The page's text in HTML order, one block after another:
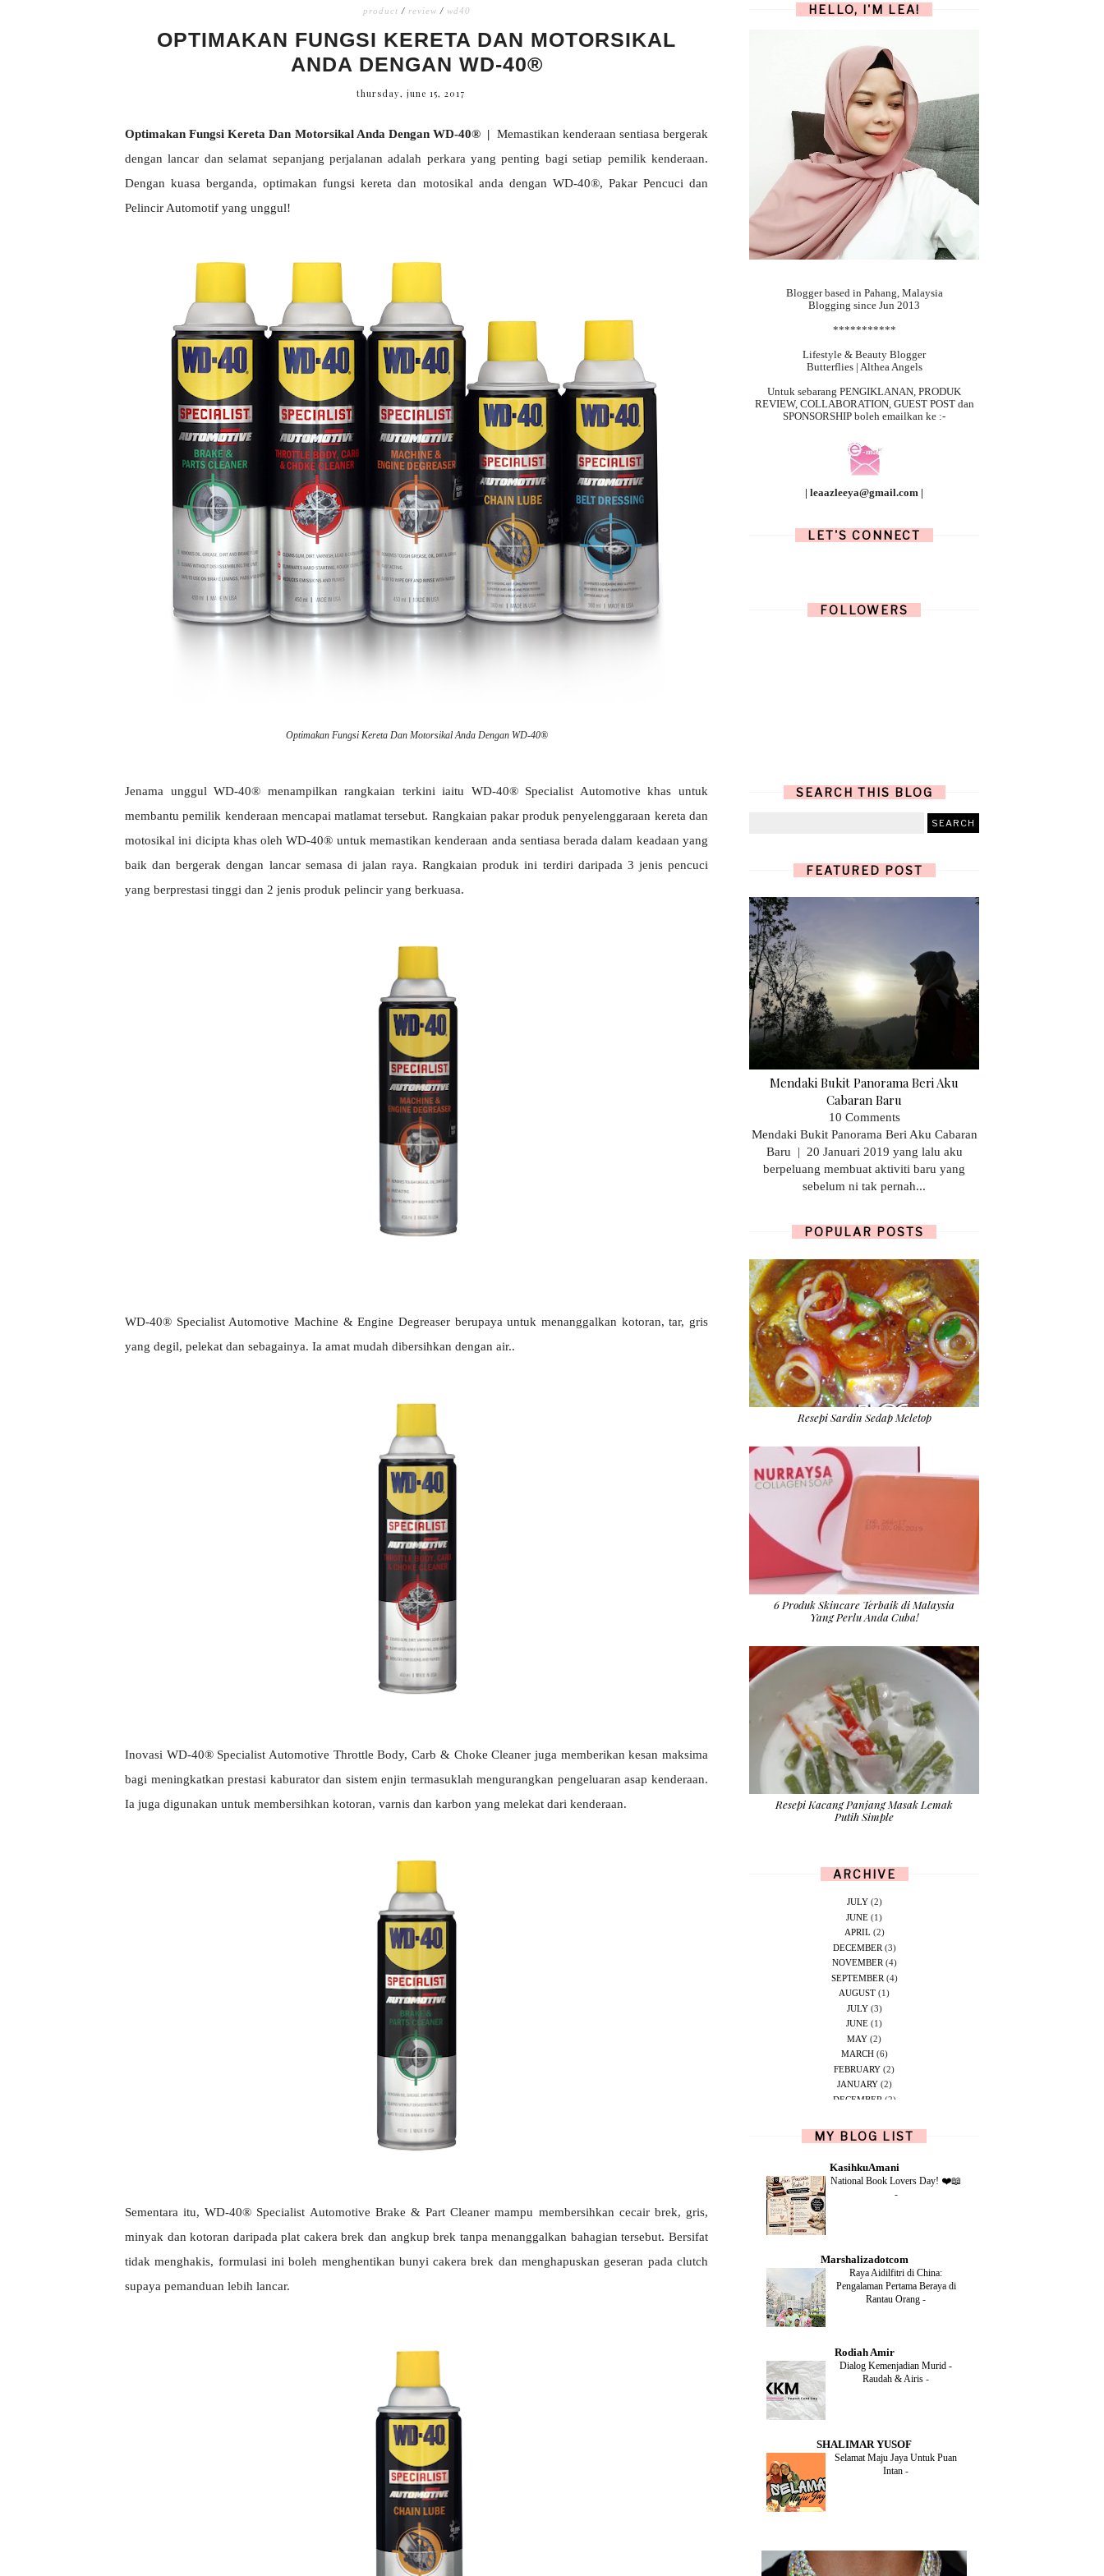
product / review / wd40
OPTIMAKAN FUNGSI KERETA DAN MOTORSIKAL
ANDA DENGAN WD-40®
thursday, june 15, 2017
Optimakan Fungsi Kereta Dan Motorsikal Anda Dengan WD-40® | Memastikan kenderaan sentiasa bergerak
dengan lancar dan selamat sepanjang perjalanan adalah perkara yang penting bagi setiap pemilik kenderaan.
Dengan kuasa berganda, optimakan fungsi kereta dan motosikal anda dengan WD-40®, Pakar Pencuci dan
Pelincir Automotif yang unggul!
Optimakan Fungsi Kereta Dan Motorsikal Anda Dengan WD-40®
Jenama unggul WD-40® menampilkan rangkaian terkini iaitu WD-40® Specialist Automotive khas untuk
membantu pemilik kenderaan mencapai matlamat tersebut. Rangkaian pakar produk penyelenggaraan kereta dan
motosikal ini dicipta khas oleh WD-40® untuk memastikan kenderaan anda sentiasa berada dalam keadaan yang
baik dan bergerak dengan lancar semasa di jalan raya. Rangkaian produk ini terdiri daripada 3 jenis pencuci
yang berprestasi tinggi dan 2 jenis produk pelincir yang berkuasa.
WD-40® Specialist Automotive Machine & Engine Degreaser berupaya untuk menanggalkan kotoran, tar, gris
yang degil, pelekat dan sebagainya. Ia amat mudah dibersihkan dengan air..
Inovasi WD-40® Specialist Automotive Throttle Body, Carb & Choke Cleaner juga memberikan kesan maksima
bagi meningkatkan prestasi kaburator dan sistem enjin termasuklah mengurangkan pengeluaran asap kenderaan.
Ia juga digunakan untuk membersihkan kotoran, varnis dan karbon yang melekat dari kenderaan.
Sementara itu, WD-40® Specialist Automotive Brake & Part Cleaner mampu membersihkan cecair brek, gris,
minyak dan kotoran daripada plat cakera brek dan angkup brek tanpa menanggalkan bahagian tersebut. Bersifat
tidak menghakis, formulasi ini boleh menghentikan bunyi cakera brek dan menghapuskan geseran pada clutch
supaya pemanduan lebih lancar.
HELLO, I'M LEA!
Blogger based in Pahang, Malaysia
Blogging since Jun 2013
***********
Lifestyle & Beauty Blogger
Butterflies | Althea Angels
Untuk sebarang PENGIKLANAN, PRODUK
REVIEW, COLLABORATION, GUEST POST dan
SPONSORSHIP boleh emailkan ke :-
| leaazleeya@gmail.com |
LET'S CONNECT
FOLLOWERS
SEARCH THIS BLOG
FEATURED POST
Mendaki Bukit Panorama Beri Aku
Cabaran Baru
10 Comments
Mendaki Bukit Panorama Beri Aku Cabaran
Baru | 20 Januari 2019 yang lalu aku
berpeluang membuat aktiviti baru yang
sebelum ni tak pernah...
POPULAR POSTS
Resepi Sardin Sedap Meletop
6 Produk Skincare Terbaik di Malaysia
Yang Perlu Anda Cuba!
Resepi Kacang Panjang Masak Lemak
Putih Simple
ARCHIVE
JULY(2)
JUNE (1)
APRIL (2)
DECEMBER (3)
NOVEMBER (4)
SEPTEMBER (4)
AUGUST (1)
JULY(3)
JUNE (1)
MAY (2)
MARCH(6)
FEBRUARY (2)
JANUARY(2)
DECEMBER (2)
OCTOBER(1)
SEPTEMBER(2)
MAY(4)
AUGUST(2)
JULY
JUNE(2)
FEBRUARY(2)
JANUARY
(2)
AUGUST (2)
JULY(2)
MY BLOG LIST
KasihkuAmani
National Book Lovers Day! ❤️📖
-
Marshalizadotcom
Raya Aidilfitri di China:
Pengalaman Pertama Beraya di
Rantau Orang -
Rodiah Amir
Dialog Kemenjadian Murid -
Raudah & Airis -
SHALIMAR YUSOF
Selamat Maju Jaya Untuk Puan
Intan -